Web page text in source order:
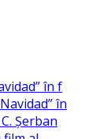
în f